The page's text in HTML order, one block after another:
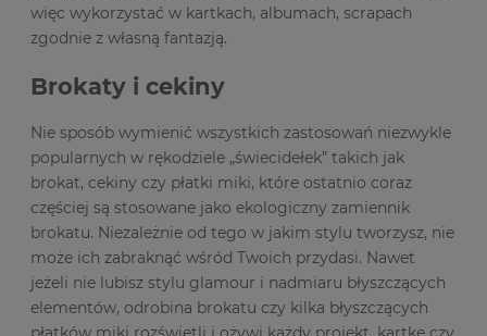
więc wykorzystać w kartkach, albumach, scrapach
zgodnie z własną fantazją.
Brokaty i cekiny
Nie sposób wymienić wszystkich zastosowań niezwykle
popularnych w rękodziele „świecidełek” takich jak
brokat, cekiny czy płatki miki, które ostatnio coraz
częściej są stosowane jako ekologiczny zamiennik
brokatu. Niezależnie od tego w jakim stylu tworzysz, nie
może ich zabraknąć wśród Twoich przydasi. Nawet
jeżeli nie lubisz stylu glamour i nadmiaru błyszczących
elementów, odrobina brokatu czy kilka błyszczących